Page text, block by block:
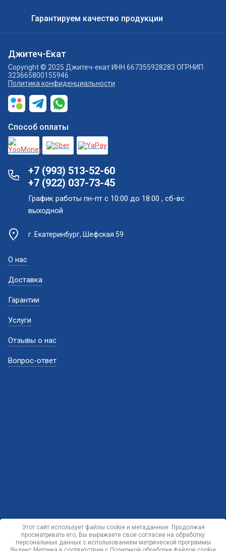
Гарантируем качество продукции
Джитеч-Екат
Copyright © 2025 Джитеч-екат ИНН 667355928283 ОГРНИП
323665800155946
Политика конфиденциальности
Способ оплаты
+7 (993) 513-52-60
+7 (922) 037-73-45
График работы пн-пт с 10:00 до 18:00 , сб-вс
выходной
г. Екатеринбург, Шефская 59
О нас
Доставка
Гарантии
Услуги
Отзывы о нас
Вопрос-ответ
Этот сайт использует файлы cookie и метаданные. Продолжая
просматривать его, Вы выражаете свое согласие на обработку
персональных данных с использованием метрической программы